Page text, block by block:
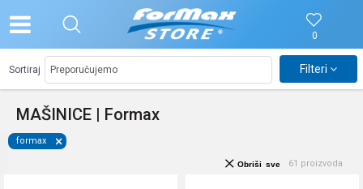
0
MAŠINICE | Formax
Sortiraj Filteri
formax
61 proizvoda
Obriši sve